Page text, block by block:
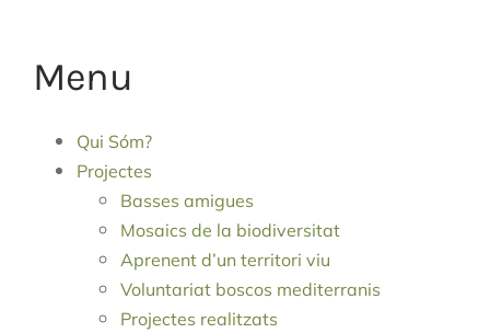
Menu
Qui Sóm?
Projectes
Basses amigues
Mosaics de la biodiversitat
Aprenent d’un territori viu
Voluntariat boscos mediterranis
Projectes realitzats